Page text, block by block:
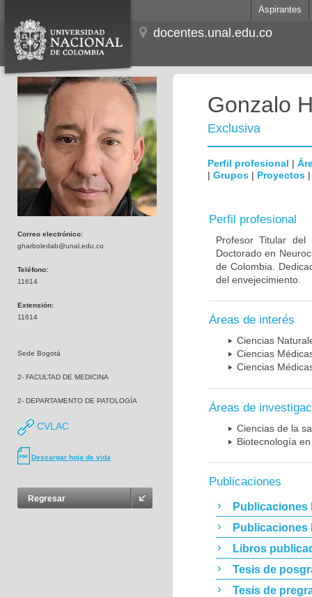
Aspirantes
docentes.unal.edu.co
Correo electrónico:
gharboledab@unal.edu.co
Teléfono:
11614
Extensión:
11614
Sede Bogotá
2- FACULTAD DE MEDICINA
2- DEPARTAMENTO DE PATOLOGÍA
CVLAC
Descargar hoja de vida
Regresar
Gonzalo
Exclusiva
Perfil profesional |
| Grupos | Proyectos
Perfil profesional
Profesor Titular
Doctorado en
de Colombia.
del envejecimiento.
Áreas de interés
Ciencias
Ciencias
Ciencias
Áreas de
Ciencias de la
Biotecnología
Publicaciones
Publicaciones
Publicaciones
Libros
Tesis de
Tesis de